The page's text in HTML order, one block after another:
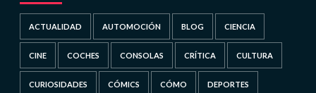
ACTUALIDAD AUTOMOCIÓN BLOG CIENCIA
CINE COCHES CONSOLAS CRÍTICA CULTURA
CURIOSIDADES CÓMICS CÓMO DEPORTES